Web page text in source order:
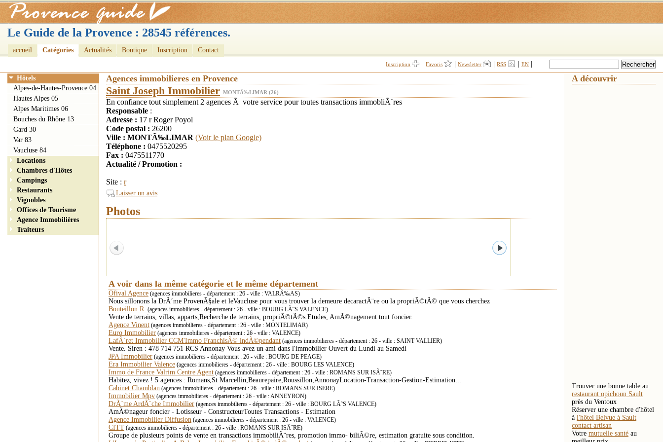
Le Guide de la Provence : 28545 références.
accueil Catégories Actualités Boutique Inscription Contact
Inscription Favoris Newsletter RSS EN
Agences immobilieres en Provence
Saint Joseph Immobilier MONTÃ‰LIMAR (26)
En confiance tout simplement 2 agences Ã votre service pour toutes transactions immobliÃ¨res
Responsable :
Adresse : 17 r Roger Poyol
Code postal : 26200
Ville : MONTÃ‰LIMAR (Voir le plan Google)
Téléphone : 0475520295
Fax : 0475511770
Actualité / Promotion :
Site : r
Laisser un avis
Photos
A voir dans la même catégorie et le même département
Ofival Agence (agences immobilieres - département : 26 - ville : VALRÃ‰AS)
Nous sillonons la DrÃ´me ProvenÃ§ale et leVaucluse pour vous trouver la demeure decaractÃ¨re ou la propriÃ©tÃ© que vous cherchez
Bouteillon R. (agences immobilieres - département : 26 - ville : BOURG LÃˆS VALENCE)
Vente de terrains, villas, apparts,Recherche de terrains, propriÃ©tÃ©s.Etudes, AmÃ©nagement tout foncier.
Agence Vinent (agences immobilieres - département : 26 - ville : MONTELIMAR)
Euro Immobilier (agences immobilieres - département : 26 - ville : VALENCE)
LafÃ´ret Immobilier CCM'Immo FranchisÃ© indÃ©pendant (agences immobilieres - département : 26 - ville : SAINT VALLIER)
Vente. Siren : 478 714 751 RCS Annonay Vous avez un ami dans l'immobilier Ouvert du Lundi au Samedi
JPA Immobilier (agences immobilieres - département : 26 - ville : BOURG DE PEAGE)
Era Immobilier Valence (agences immobilieres - département : 26 - ville : BOURG LES VALENCE)
Immo de France Valrim Centre Agent (agences immobilieres - département : 26 - ville : ROMANS SUR ISÃˆRE)
Habitez, vivez ! 5 agences : Romans,St Marcellin,Beaurepaire,Roussillon,AnnonayLocation-Transaction-Gestion-Estimation...
Cabinet Chamblan (agences immobilieres - département : 26 - ville : ROMANS SUR ISERE)
Immobilier Mpv (agences immobilieres - département : 26 - ville : ANNEYRON)
DrÃ´me ArdÃ¨che Immobilier (agences immobilieres - département : 26 - ville : BOURG LÃˆS VALENCE)
AmÃ©nageur foncier - Lotisseur - ConstructeurToutes Transactions - Estimation
Agence Immobilier Diffusion (agences immobilieres - département : 26 - ville : VALENCE)
CITT (agences immobilieres - département : 26 - ville : ROMANS SUR ISÃˆRE)
Groupe de plusieurs points de vente en transactions immobiliÃ¨res, promotion immo- biliÃ©re, estimation gratuite sous condition.
Hôtels
Alpes-de-Hautes-Provence 04
Hautes Alpes 05
Alpes Maritimes 06
Bouches du Rhône 13
Gard 30
Var 83
Vaucluse 84
Locations
Chambres d'Hôtes
Campings
Restaurants
Vignobles
Offices de Tourisme
Agence Immobilières
Traiteurs
A découvrir
Trouver une bonne table au
restaurant opichoun Sault
près du Ventoux
Réserver une chambre d'hôtel
à l'hôtel Belvue à Sault
contact artisan
Votre mutuelle santé au